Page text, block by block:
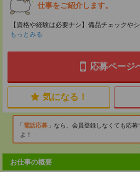
仕事をご紹介します。
【資格や経験は必要ナシ】備品チェックや
もっとみる
応募ページ
気になる！
電話応募
なら、会員登録しなくても応募
よ！
お仕事の概要